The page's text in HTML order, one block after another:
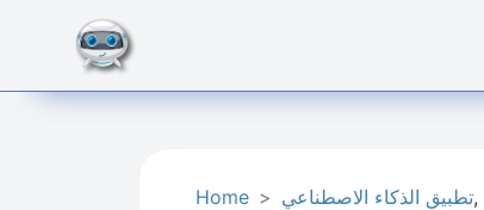
Home تطبيق الذكاء الاصطناعي,